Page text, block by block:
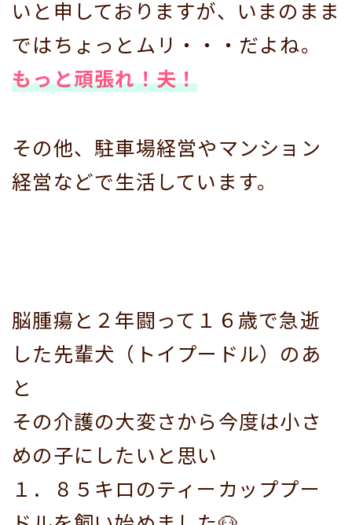
いと申しておりますが、いまのまま
ではちょっとムリ・・・だよね。
もっと頑張れ！夫！
その他、駐車場経営やマンション
経営などで生活しています。
脳腫瘍と２年闘って１６歳で急逝
した先輩犬（トイプードル）のあ
と
その介護の大変さから今度は小さ
めの子にしたいと思い
１．８５キロのティーカッププー